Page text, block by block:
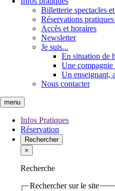
Billetterie spectacles
Réservations
Accès et horaires
Newsletter
Je suis...
En situation de
Une compagnie
Un enseignant,
Nous contacter
menu
Infos Pratiques
Réservation
Rechercher
×
Recherche
Rechercher sur le site